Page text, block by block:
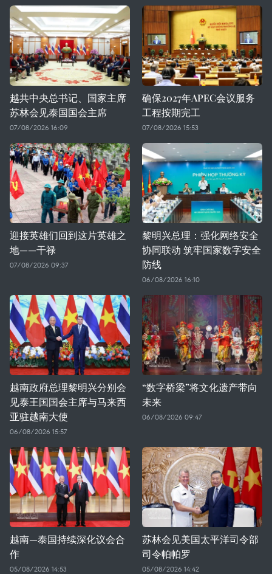
越共中央总书记、国家主席
苏林会见泰国国会主席
07/08/2026 16:09
确保2027年APEC会议服务
工程按期完工
07/08/2026 15:53
迎接英雄们回到这片英雄之
地——干禄
07/08/2026 09:37
黎明兴总理：强化网络安全
协同联动 筑牢国家数字安全
防线
06/08/2026 16:10
越南政府总理黎明兴分别会
见泰王国国会主席与马来西
亚驻越南大使
06/08/2026 15:57
“数字桥梁”将文化遗产带向
未来
06/08/2026 09:47
越南—泰国持续深化议会合
作
05/08/2026 14:53
苏林会见美国太平洋司令部
司令帕帕罗
05/08/2026 14:42